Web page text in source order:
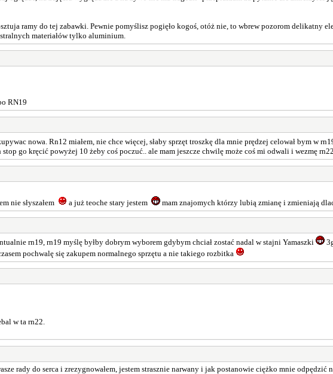
ramy do tej zabawki. Pewnie pomyślisz pogięło kogoś, otóż nie, to wbrew pozorom delikatny
materiałów tylko aluminium.
RN19
nowa. Rn12 miałem, nie chce więcej, słaby sprzęt troszkę dla mnie prędzej celował bym w
go kręcić powyżej 10 żeby coś poczuć.. ale mam jeszcze chwilę może coś mi odwali i wezmę
nie słyszałem a już teoche stary jestem mam znajomych którzy lubią zmianę i zmieniają
rn19, rn19 myślę byłby dobrym wyborem gdybym chciał zostać nadal w stajni Yamaszki
pochwalę się zakupem normalnego sprzętu a nie takiego rozbitka
w ta rn22.
rady do serca i zrezygnowałem, jestem strasznie narwany i jak postanowie ciężko mnie